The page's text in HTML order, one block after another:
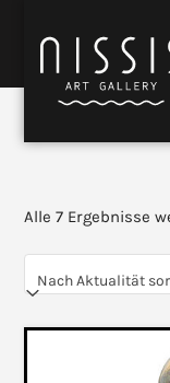
Alle 7 Ergebnisse